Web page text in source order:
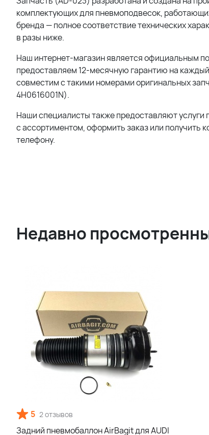
комплектующих для пневмоподвесок,
бренда — полное соответствие технических
в разы ниже.
Наш интернет-магазин является официальным
предоставляем 12-месячную гарантию на
совместим с такими номерами оригинальных
4H0616001N).
Наши специалисты также предоставляют услуги
с ассортиментом, оформить заказ или получить
телефону.
Недавно
5 2 отзывов
Задний пневмобаллон AirBagit для AUDI